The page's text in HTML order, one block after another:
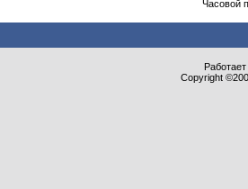
Часовой
Copyright